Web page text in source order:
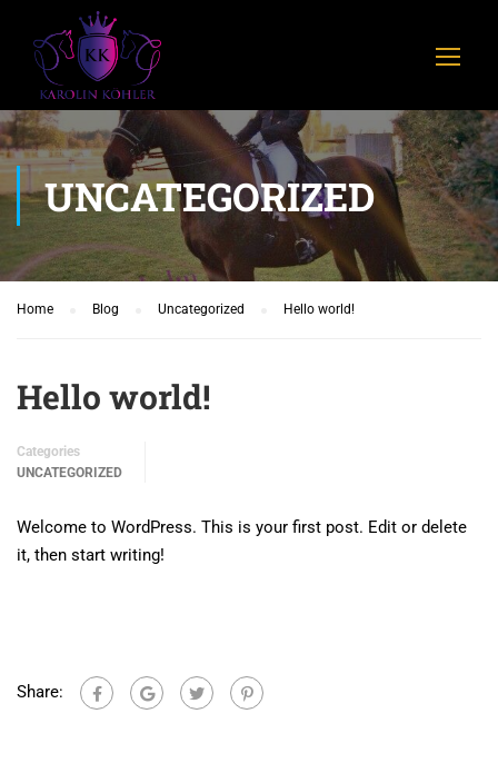
UNCATEGORIZED
Home Blog Uncategorized Hello world!
Hello world!
Categories
UNCATEGORIZED
Welcome to WordPress. This is your first post. Edit or delete
it, then start writing!
Share: